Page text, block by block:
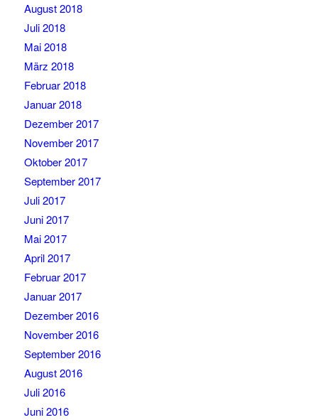
August 2018
Juli 2018
Mai 2018
März 2018
Februar 2018
Januar 2018
Dezember 2017
November 2017
Oktober 2017
September 2017
Juli 2017
Juni 2017
Mai 2017
April 2017
Februar 2017
Januar 2017
Dezember 2016
November 2016
September 2016
August 2016
Juli 2016
Juni 2016